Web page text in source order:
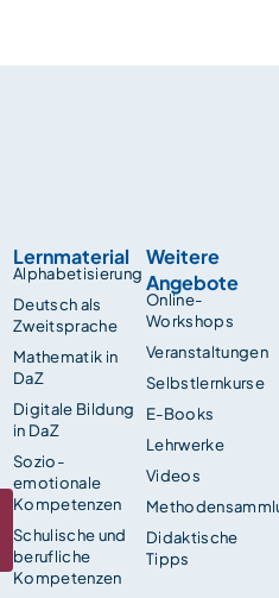
Lernmaterial
Alphabetisierung
Deutsch als
Zweitsprache
Mathematik in
DaZ
Digitale Bildung
in DaZ
Sozio-
emotionale
Kompetenzen
Schulische und
berufliche
Kompetenzen
Weitere
Angebote
Online-
Workshops
Veranstaltungen
Selbstlernkurse
E-Books
Lehrwerke
Videos
Didaktische
Tipps